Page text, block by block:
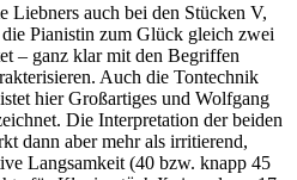
Liebners auch bei den Stücken V,
Pianistin zum Glück gleich zwei
– ganz klar mit den Begriffen
Auch die Tontechnik
hier Großartiges und Wolfgang
Die Interpretation der beiden
dann aber mehr als irritierend,
Langsamkeit (40 bzw. knapp 45